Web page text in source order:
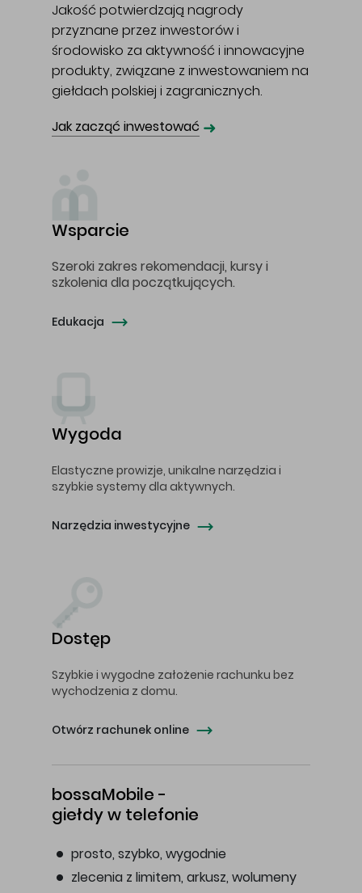
Jakość potwierdzają nagrody
przyznane przez inwestorów i
środowisko za aktywność i innowacyjne
produkty, związane z inwestowaniem na
giełdach polskiej i zagranicznych.
Jak zacząć inwestować ➜
Wsparcie
Szeroki zakres rekomendacji, kursy i
szkolenia dla początkujących.
Edukacja
Wygoda
Elastyczne prowizje, unikalne narzędzia i
szybkie systemy dla aktywnych.
Narzędzia inwestycyjne
Dostęp
Szybkie i wygodne założenie rachunku bez
wychodzenia z domu.
Otwórz rachunek online
bossaMobile -
giełdy w telefonie
prosto, szybko, wygodnie
zlecenia z limitem, arkusz, wolumeny